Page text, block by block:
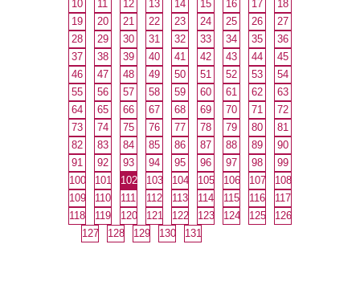
10
11 12 13 14 15 16 17
18
19
20 21 22 23 24 25 26
27
28
29 30 31 32 33 34 35
36
37
38 39 40 41 42 43 44
45
46
47 48 49 50 51 52 53
54
55
56 57 58 59 60 61 62
63
64
65 66 67 68 69 70 71
72
73
74 75 76 77 78 79 80
81
82
83 84 85 86 87 88 89
90
91
92 93 94 95 96 97 98
99
100
101 102 103 104 105 106 107
108
109
110 111 112 113 114 115 116
117
118
119 120 121 122 123 124 125
126
127
128 129 130 131